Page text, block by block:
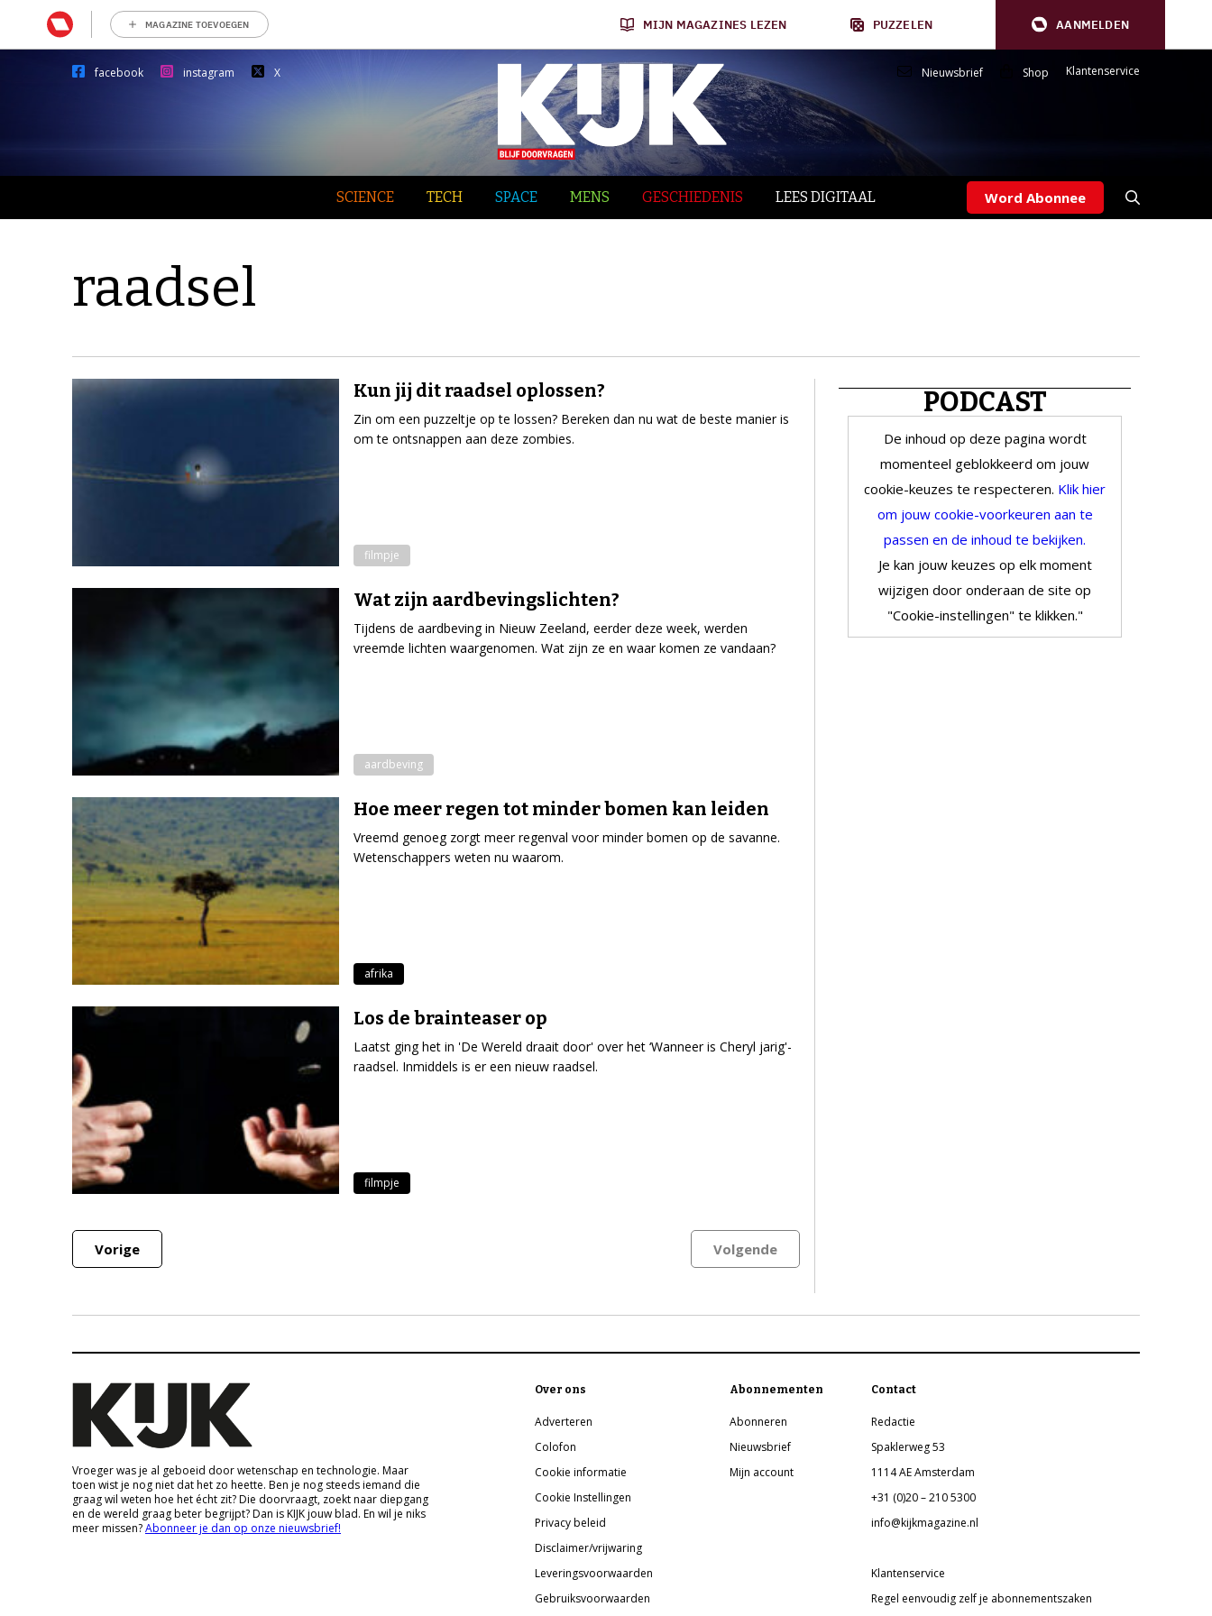
MAGAZINE TOEVOEGEN MIJN MAGAZINES LEZEN PUZZELEN AANMELDEN
facebook instagram X Nieuwsbrief Shop Klantenservice
SCIENCE TECH SPACE MENS GESCHIEDENIS LEES DIGITAAL Word Abonnee
raadsel
Kun jij dit raadsel oplossen?
Zin om een puzzeltje op te lossen? Bereken dan nu wat de beste manier is
om te ontsnappen aan deze zombies.
filmpje
Wat zijn aardbevingslichten?
Tijdens de aardbeving in Nieuw Zeeland, eerder deze week, werden
vreemde lichten waargenomen. Wat zijn ze en waar komen ze vandaan?
aardbeving
Hoe meer regen tot minder bomen kan leiden
Vreemd genoeg zorgt meer regenval voor minder bomen op de savanne.
Wetenschappers weten nu waarom.
afrika
Los de brainteaser op
Laatst ging het in 'De Wereld draait door' over het ‘Wanneer is Cheryl jarig'-
raadsel. Inmiddels is er een nieuw raadsel.
filmpje
Vorige Volgende
PODCAST
De inhoud op deze pagina wordt
momenteel geblokkeerd om jouw
cookie-keuzes te respecteren. Klik hier
om jouw cookie-voorkeuren aan te
passen en de inhoud te bekijken.
Je kan jouw keuzes op elk moment
wijzigen door onderaan de site op
"Cookie-instellingen" te klikken."
Vroeger was je al geboeid door wetenschap en technologie. Maar
toen wist je nog niet dat het zo heette. Ben je nog steeds iemand die
graag wil weten hoe het écht zit? Die doorvraagt, zoekt naar diepgang
en de wereld graag beter begrijpt? Dan is KIJK jouw blad. En wil je niks
meer missen?Abonneer je dan op onze nieuwsbrief!
Over ons
Adverteren
Colofon
Cookie informatie
Cookie Instellingen
Privacy beleid
Disclaimer/vrijwaring
Leveringsvoorwaarden
Gebruiksvoorwaarden
Abonnementen
Abonneren
Nieuwsbrief
Mijn account
Contact
Redactie
Spaklerweg 53
1114 AE Amsterdam
+31 (0)20 – 210 5300
info@kijkmagazine.nl
Klantenservice
Regel eenvoudig zelf je abonnementszaken